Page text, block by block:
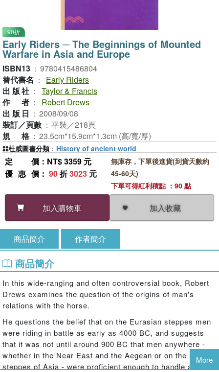
90折
Early Riders ─ The Beginnings of Mounted
Warfare in Asia and Europe
ISBN13 ： 9780415486804
替代書名 ：
Early Riders
出版社 ： Taylor & Francis
作者 ：
Robert Drews
出版日 ： 2008/09/08
裝訂／頁數 ： 平裝／218頁
規格 ： 23.5cm*15.9cm*1.3cm (高/寬/厚)
定價 ：NT$ 3359 元
優惠價 ： 90折3023 元
加入購物車 加入收藏
無庫存，下單後進貨(到貨天數約
45-60天)
下單可得紅利積點 ：90 點
杜威圖書分類 ： History of ancient world
商品簡介 作者簡介
商品簡介
In this wide-ranging and often controversial book, Robert
Drews examines the question of the origins of man's
relations with the horse.
He questions the belief that on the Eurasian steppes men
were riding in battle as early as 4000 BC, and suggests
that it was not until around 900 BC that men anywhere -
whether in the Near East and the Aegean or on the
steppes of Asia - were proficient enough to handle a bow,
More